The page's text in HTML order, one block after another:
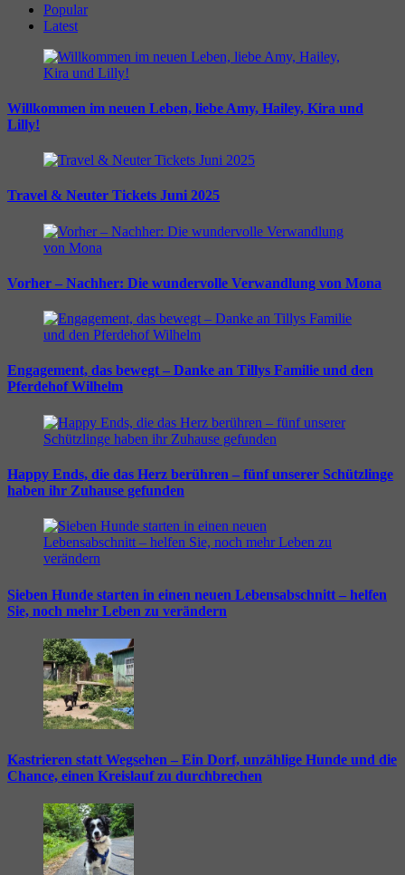
Popular
Latest
Willkommen im neuen Leben, liebe Amy, Hailey, Kira und
Lilly!
Travel & Neuter Tickets Juni 2025
Vorher – Nachher: Die wundervolle Verwandlung von Mona
Engagement, das bewegt – Danke an Tillys Familie und den
Pferdehof Wilhelm
Happy Ends, die das Herz berühren – fünf unserer Schützlinge
haben ihr Zuhause gefunden
Sieben Hunde starten in einen neuen Lebensabschnitt – helfen
Sie, noch mehr Leben zu verändern
Kastrieren statt Wegsehen – Ein Dorf, unzählige Hunde und die
Chance, einen Kreislauf zu durchbrechen